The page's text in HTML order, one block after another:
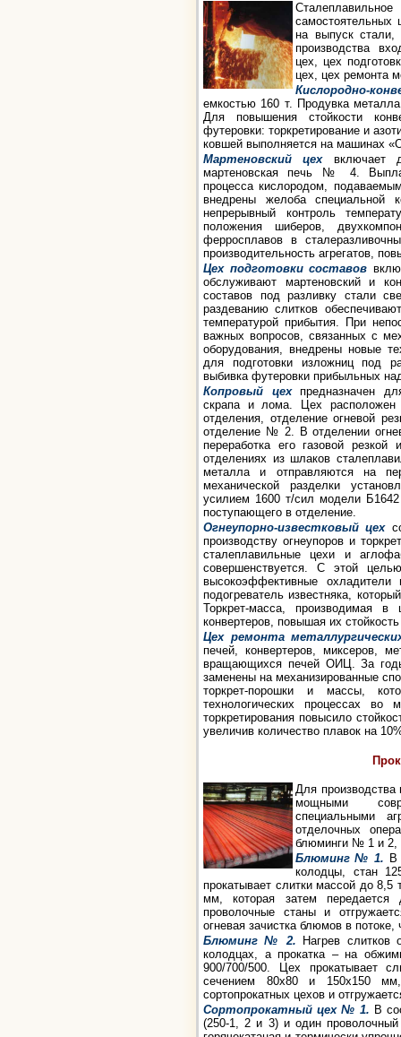
самостоятельных
на выпуск стали,
производства
цех, цех
цех, цех ремонта
Кислородно-
емкостью 160 т. Продувка
Для повышения стойкости
футеровки: торкретирование и
ковшей выполняется на машинах
Мартеновский цехвключает
мартеновская печь № 4.
процесса кислородом,
внедрены желоба специальной
непрерывный контроль
положения шиберов,
ферросплавов в
производительность агрегатов,
Цех подготовки составов
обслуживают мартеновский и
составов под разливку стали
раздеванию слитков
температурой прибытия. При
важных вопросов, связанных с
оборудования, внедрены новые
для подготовки изложниц под
выбивка футеровки прибыльных
Копровый цехпредназначен
скрапа и лома. Цех
отделения, отделение огневой
отделение № 2. В отделении
переработка его газовой
отделениях из шлаков
металла и отправляются на
механической разделки
усилием 1600 т/сил модели
поступающего в отделение.
Огнеупорно-известковый цех
производству огнеупоров и
сталеплавильные цехи и
совершенствуется. С этой
высокоэффективные
подогреватель известняка,
Торкрет-масса, производимая в
конвертеров, повышая их
Цех ремонта
печей, конвертеров, миксеров,
вращающихся печей ОИЦ. За
заменены на механизированные
торкрет-порошки и массы,
технологических процессах во
торкретирования повысило
увеличив количество плавок на
Для производства
мощными
специальными
отделочных
блюминги № 1 и 2,
Блюминг № 1. В
колодцы, стан
прокатывает слитки массой до 8,5
мм, которая затем передается
проволочные станы и
огневая зачистка блюмов в
Блюминг № 2. Нагрев слитков
колодцах, а прокатка – на
900/700/500. Цех прокатывает
сечением 80x80 и 150x150
сортопрокатных цехов и
Сортопрокатный цех № 1. В
(250-1, 2 и 3) и один